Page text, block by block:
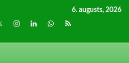
6. augusts, 2026
Instagram
LinkedInwhatsapp
RSS